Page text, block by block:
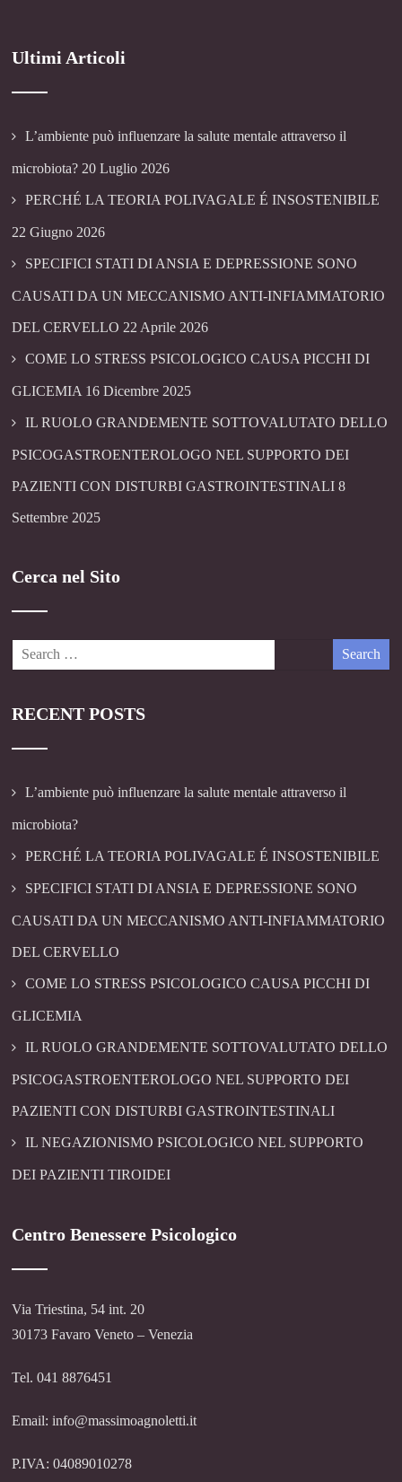
Ultimi Articoli
L’ambiente può influenzare la salute mentale attraverso il
microbiota? 20 Luglio 2026
PERCHÉ LA TEORIA POLIVAGALE É INSOSTENIBILE
22 Giugno 2026
SPECIFICI STATI DI ANSIA E DEPRESSIONE SONO
CAUSATI DA UN MECCANISMO ANTI-INFIAMMATORIO
DEL CERVELLO 22 Aprile 2026
COME LO STRESS PSICOLOGICO CAUSA PICCHI DI
GLICEMIA 16 Dicembre 2025
IL RUOLO GRANDEMENTE SOTTOVALUTATO DELLO
PSICOGASTROENTEROLOGO NEL SUPPORTO DEI
PAZIENTI CON DISTURBI GASTROINTESTINALI 8
Settembre 2025
Cerca nel Sito
RECENT POSTS
L’ambiente può influenzare la salute mentale attraverso il
microbiota?
PERCHÉ LA TEORIA POLIVAGALE É INSOSTENIBILE
SPECIFICI STATI DI ANSIA E DEPRESSIONE SONO
CAUSATI DA UN MECCANISMO ANTI-INFIAMMATORIO
DEL CERVELLO
COME LO STRESS PSICOLOGICO CAUSA PICCHI DI
GLICEMIA
IL RUOLO GRANDEMENTE SOTTOVALUTATO DELLO
PSICOGASTROENTEROLOGO NEL SUPPORTO DEI
PAZIENTI CON DISTURBI GASTROINTESTINALI
IL NEGAZIONISMO PSICOLOGICO NEL SUPPORTO
DEI PAZIENTI TIROIDEI
Centro Benessere Psicologico
Via Triestina, 54 int. 20
30173 Favaro Veneto – Venezia
Tel. 041 8876451
Email: info@massimoagnoletti.it
P.IVA: 04089010278